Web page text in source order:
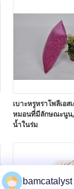
เบาะหรูหราโพลีเอส
หมอนที่มีลักษณะนูน
น้ำในร่ม
bamcatalyst